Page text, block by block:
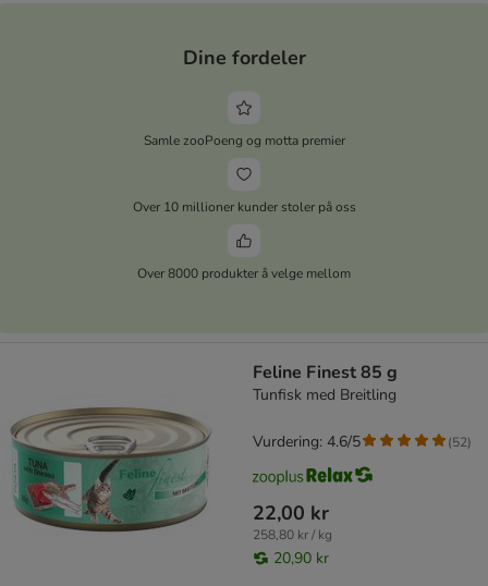
Dine fordeler
Samle zooPoeng og motta premier
Over 10 millioner kunder stoler på oss
Over 8000 produkter å velge mellom
Feline Finest 85 g
Tunfisk med Breitling
22,00 kr
258,80 kr / kg
20,90 kr
Vurdering: 4.6/5 (52)